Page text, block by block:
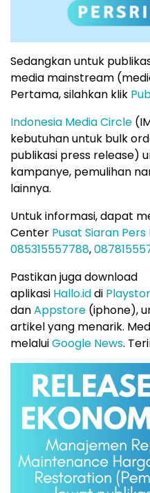
Sedangkan untuk
media mainstream
Pertama, silahkan klik
Indonesia Media Circle
kebutuhan untuk bulk
publikasi press release)
kampanye, pemulihan
lainnya.
Untuk informasi, dapat
Center Pusat Siaran
085315557788,
Pastikan juga download
aplikasi Hallo.iddi
danAppstore (iphone),
artikel yang menarik.
melaluiGoogle News.